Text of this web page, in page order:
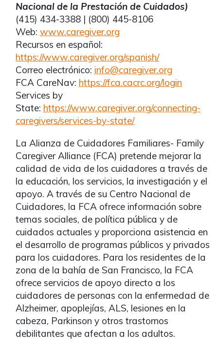
Nacional de la Prestación de Cuidados)
(415) 434-3388 | (800) 445-8106
Web: www.caregiver.org
Recursos en español:
https://www.caregiver.org/spanish/
Correo electrónico: info@caregiver.org
FCA CareNav: https://fca.cacrc.org/login
Services by
State: https://www.caregiver.org/connecting-
caregivers/services-by-state/
La Alianza de Cuidadores Familiares- Family
Caregiver Alliance (FCA) pretende mejorar la
calidad de vida de los cuidadores a través de
la educación, los servicios, la investigación y el
apoyo. A través de su Centro Nacional de
Cuidadores, la FCA ofrece información sobre
temas sociales, de política pública y de
cuidados actuales y proporciona asistencia en
el desarrollo de programas públicos y privados
para los cuidadores. Para los residentes de la
zona de la bahía de San Francisco, la FCA
ofrece servicios de apoyo directo a los
cuidadores de personas con la enfermedad de
Alzheimer, apoplejías, ALS, lesiones en la
cabeza, Parkinson y otros trastornos
debilitantes que afectan a los adultos.